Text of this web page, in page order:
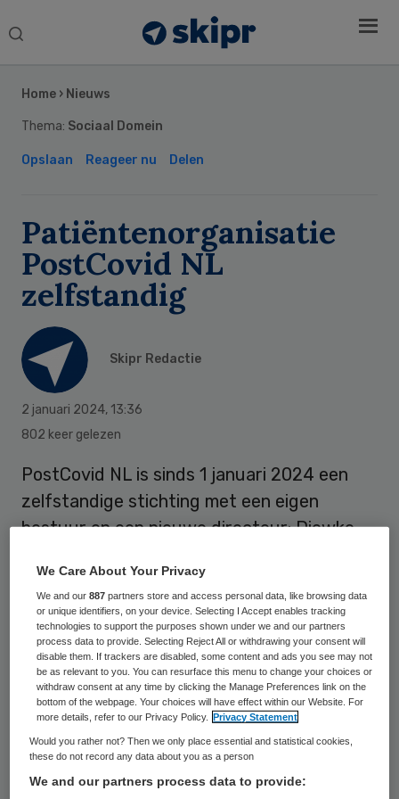
Search
Home › Nieuws
Thema: Sociaal Domein
Opslaan Reageer nu Delen
Patiëntenorganisatie
PostCovid NL
zelfstandig
Skipr Redactie
2 januari 2024, 13:36
802 keer gelezen
PostCovid NL is sinds 1 januari 2024 een
zelfstandige stichting met een eigen
bestuur en een nieuwe directeur: Diewke
In 2020 was Longfonds één van de eerste
gezondheidsorganisaties die de ernst van
post coviderkende en een platform
oprichtte om mensen met langdurige
klachten na corona te ondersteunen.
Inmiddels is PostCovid NL naar eigen
zeggen uitgegroeid naar een volwassen
Sidebar
We Care About Your Privacy
We and our887 partners store and access personal data, like browsing data
or unique identifiers, on your device. Selecting I Accept enables tracking
technologies to support the purposes shown under we and our partners
process data to provide. Selecting Reject All or withdrawing your consent will
disable them. If trackers are disabled, some content and ads you see may not
be as relevant to you. You can resurface this menu to change your choices or
withdraw consent at any time by clicking the Manage Preferences link on the
bottom of the webpage. Your choices will have effect within our Website. For
more details, refer to our Privacy Policy.
Privacy Statement
Would you rather not? Then we only place essential and statistical cookies,
these do not record any data about you as a person
We and our partners process data to provide: